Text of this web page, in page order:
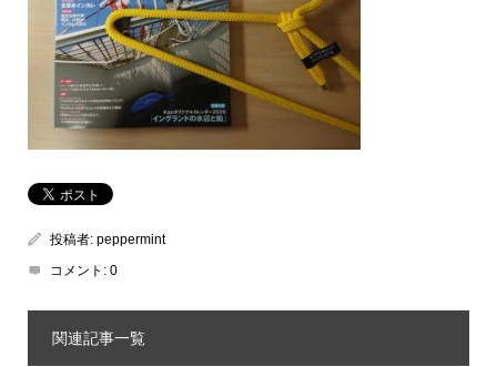
投稿者: peppermint
コメント: 0
関連記事一覧